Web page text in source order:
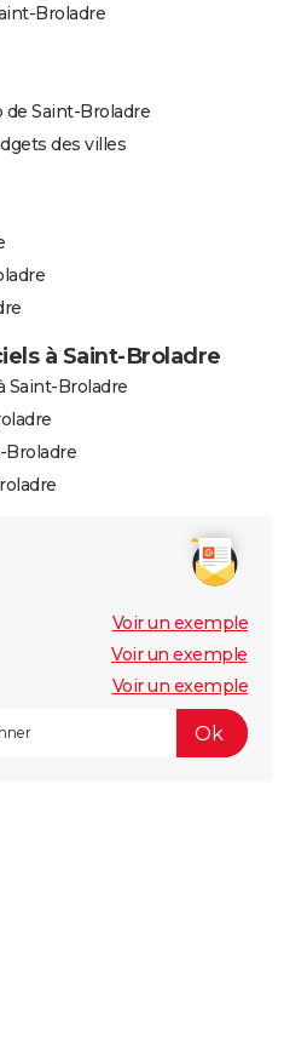
Broladre
Saint-Broladre
des villes
à Saint-Broladre
Saint-Broladre
Broladre
Voir un exemple
Voir un exemple
Voir un exemple